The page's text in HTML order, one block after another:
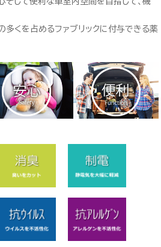
多くを占めるファブリックに付与できる薬